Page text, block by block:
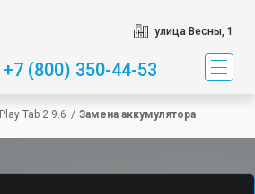
улица Весны, 1
+7 (800) 350-44-53
Play Tab 2 9.6 / Замена аккумулятора